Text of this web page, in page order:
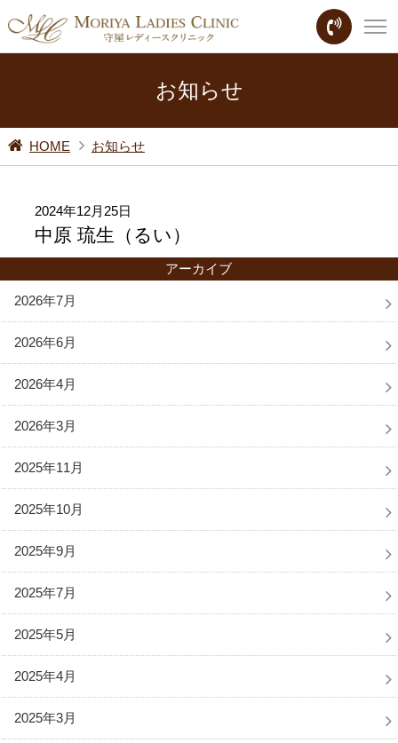
お知らせ
HOME お知らせ
2024年12月25日
中原 琉生（るい）
アーカイブ
2026年7月
2026年6月
2026年4月
2026年3月
2025年11月
2025年10月
2025年9月
2025年7月
2025年5月
2025年4月
2025年3月